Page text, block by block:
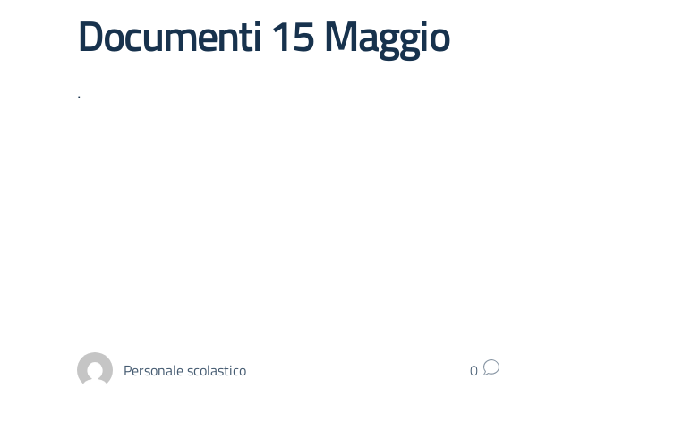
Documenti 15 Maggio
.
Personale scolastico 0